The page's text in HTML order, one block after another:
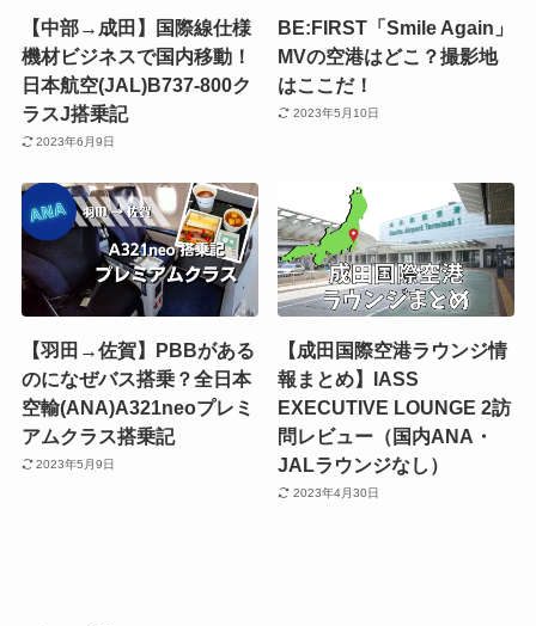
【中部→成田】国際線仕様
機材ビジネスで国内移動！
日本航空(JAL)B737-800ク
ラスJ搭乗記
2023年6月9日
BE:FIRST「Smile Again」
MVの空港はどこ？撮影地
はここだ！
2023年5月10日
【羽田→佐賀】PBBがある
のになぜバス搭乗？全日本
空輸(ANA)A321neoプレミ
アムクラス搭乗記
2023年5月9日
【成田国際空港ラウンジ情
報まとめ】IASS
EXECUTIVE LOUNGE 2訪
問レビュー（国内ANA・
JALラウンジなし）
2023年4月30日